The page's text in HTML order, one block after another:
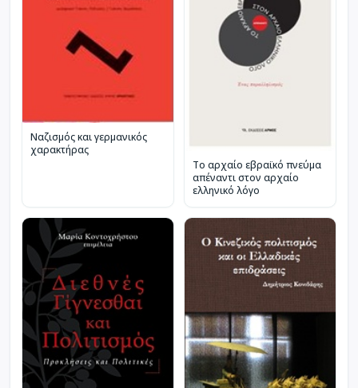
Ναζισμός και γερμανικός
χαρακτήρας
Το αρχαίο εβραϊκό πνεύμα
απέναντι στον αρχαίο
ελληνικό λόγο